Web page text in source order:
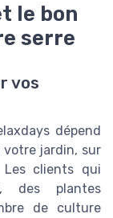
le bon
serre
vos
dépend
votre jardin, sur
Les clients qui
des plantes
de culture